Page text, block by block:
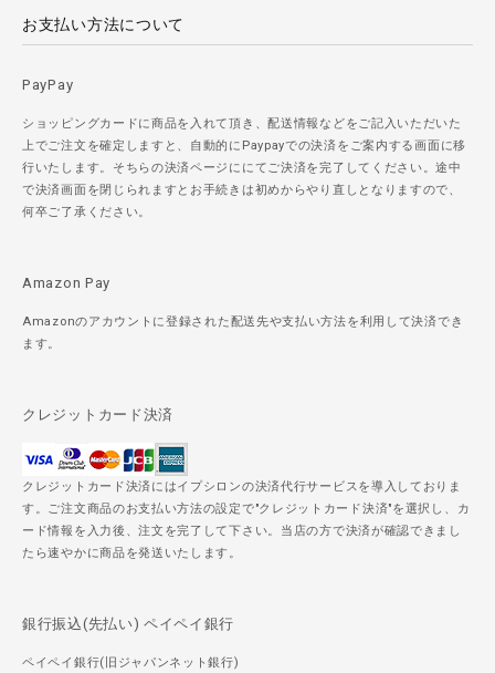
お支払い方法について
PayPay
ショッピングカードに商品を入れて頂き、配送情報などをご記入いただいた
上でご注文を確定しますと、自動的にPaypayでの決済をご案内する画面に移
行いたします。そちらの決済ページににてご決済を完了してください。途中
で決済画面を閉じられますとお手続きは初めからやり直しとなりますので、
何卒ご了承ください。
Amazon Pay
Amazonのアカウントに登録された配送先や支払い方法を利用して決済でき
ます。
クレジットカード決済
クレジットカード決済にはイプシロンの決済代行サービスを導入しておりま
す。ご注文商品のお支払い方法の設定で"クレジットカード決済"を選択し、カ
ード情報を入力後、注文を完了して下さい。当店の方で決済が確認できまし
たら速やかに商品を発送いたします。
銀行振込(先払い) ペイペイ銀行
ペイペイ銀行(旧ジャパンネット銀行)